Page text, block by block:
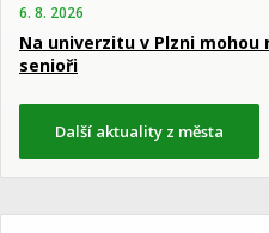
6. 8. 2026
Na univerzitu v Plzni
senioři
Další aktuality z města